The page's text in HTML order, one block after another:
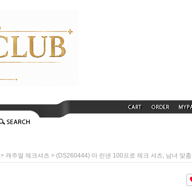
> 캐주얼 체크셔츠 > (DS260444) 마 린넨 100프로 체크 셔츠, 남녀 맞